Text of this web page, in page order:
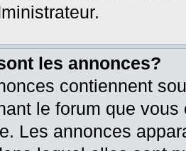
les annonces?
contiennent
le forum que
Les annonces